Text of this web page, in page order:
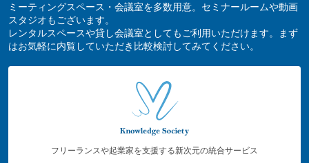
ミーティングスペース・会議室を多数用意。セミナールームや動画
スタジオもございます。
レンタルスペースや貸し会議室としてもご利用いただけます。まず
はお気軽に内覧していただき比較検討してみてください。
フリーランスや起業家を支援する新次元の統合サービス